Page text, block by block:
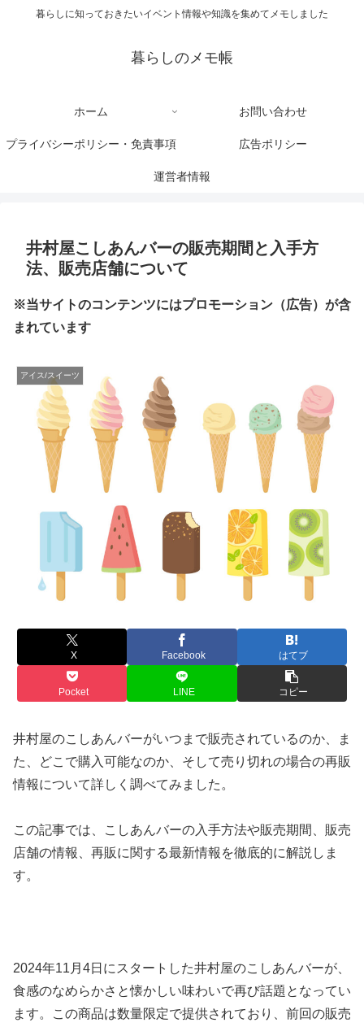
暮らしに知っておきたいイベント情報や知識を集めてメモしました
暮らしのメモ帳
ホーム お問い合わせ
プライバシーポリシー・免責事項 広告ポリシー
運営者情報
井村屋こしあんバーの販売期間と入手方
法、販売店舗について
※当サイトのコンテンツにはプロモーション（広告）が含
まれています
アイス/スイーツ
X Facebook はてブ
Pocket LINE コピー
井村屋のこしあんバーがいつまで販売されているのか、ま
た、どこで購入可能なのか、そして売り切れの場合の再販
情報について詳しく調べてみました。
この記事では、こしあんバーの入手方法や販売期間、販売
店舗の情報、再販に関する最新情報を徹底的に解説しま
す。
2024年11月4日にスタートした井村屋のこしあんバーが、
食感のなめらかさと懐かしい味わいで再び話題となってい
ます。この商品は数量限定で提供されており、前回の販売